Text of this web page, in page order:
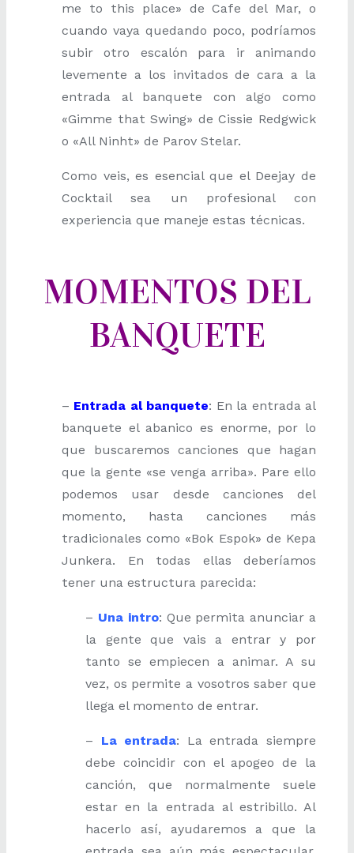
me to this place» de Cafe del Mar, o
cuando vaya quedando poco, podríamos
subir otro escalón para ir animando
levemente a los invitados de cara a la
entrada al banquete con algo como
«Gimme that Swing» de Cissie Redgwick
o «All Ninht» de Parov Stelar.
Como veis, es esencial que el Deejay de
Cocktail sea un profesional con
experiencia que maneje estas técnicas.
MOMENTOS DEL
BANQUETE
– Entrada al banquete: En la entrada al
banquete el abanico es enorme, por lo
que buscaremos canciones que hagan
que la gente «se venga arriba». Pare ello
podemos usar desde canciones del
momento, hasta canciones más
tradicionales como «Bok Espok» de Kepa
Junkera. En todas ellas deberíamos
tener una estructura parecida:
– Una intro: Que permita anunciar a
la gente que vais a entrar y por
tanto se empiecen a animar. A su
vez, os permite a vosotros saber que
llega el momento de entrar.
– La entrada: La entrada siempre
debe coincidir con el apogeo de la
canción, que normalmente suele
estar en la entrada al estribillo. Al
hacerlo así, ayudaremos a que la